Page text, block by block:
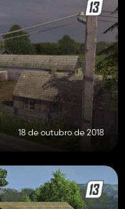
18 de outubro de 2018